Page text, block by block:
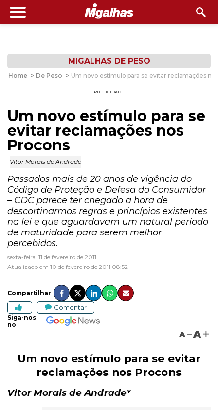
MIGALHAS DE PESO
Home > De Peso > Um novo estímulo para se evitar reclamações
PUBLICIDADE
Um novo estímulo para se
evitar reclamações nos
Procons
Vitor Morais de Andrade
Passados mais de 20 anos de vigência do
Código de Proteção e Defesa do Consumidor
– CDC parece ter chegado a hora de
descortinarmos regras e princípios existentes
na lei e que aguardavam um natural período
de maturidade para serem melhor
percebidos.
sexta-feira, 11 de fevereiro de 2011
Atualizado em 10 de fevereiro de 2011 08:52
Compartilhar
Comentar
Siga-nos
no
A A
Um novo estímulo para se evitar
reclamações nos Procons
Vitor Morais de Andrade*